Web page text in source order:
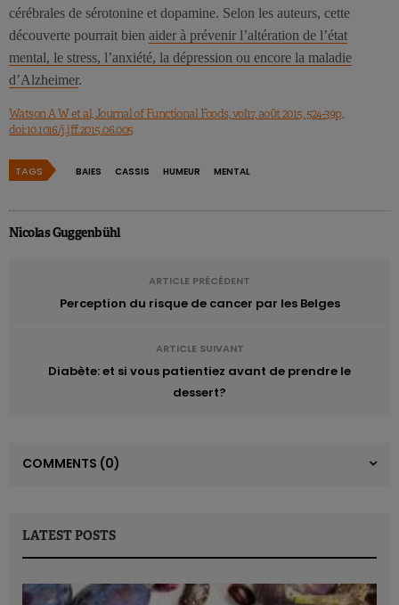
cérébrales de sérotonine et dopamine. Selon les auteurs, cette
découverte pourrait bien aider à prévenir l’altération de l’état
mental, le stress, l’anxiété, la dépression ou encore la maladie
d’Alzheimer.
Watson A W et al, Journal of Functional Foods, vol17, août 2015, 524-39p,
doi:10.1016/j.jff.2015.06.005
TAGS BAIES CASSIS HUMEUR MENTAL
Nicolas Guggenbühl
ARTICLE PRÉCÉDENT
Perception du risque de cancer par les Belges
ARTICLE SUIVANT
Diabète: et si vous patientiez avant de prendre le
dessert?
COMMENTS (0)
LATEST POSTS